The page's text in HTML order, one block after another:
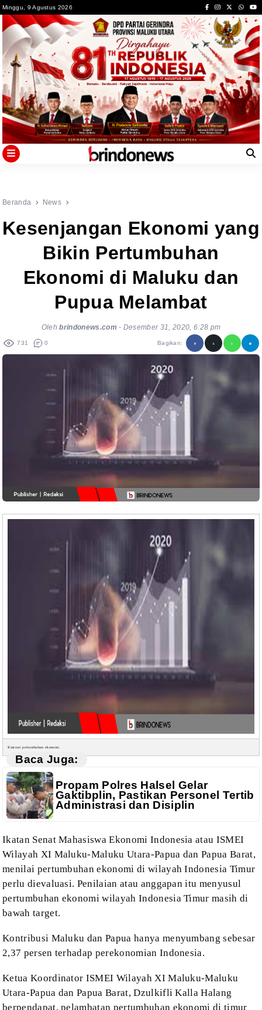
to
content
Minggu, 9 Agustus 2026
Beranda News
Kesenjangan Ekonomi yang
Bikin Pertumbuhan
Ekonomi di Maluku dan
Pupua Melambat
Olehbrindonews.com - Desember 31, 2020, 6:28 pm
731 0 Bagikan:
Ilustrasi pertumbuhan ekonomi.
Baca Juga:
Propam Polres Halsel Gelar
Gaktibplin, Pastikan Personel Tertib
Administrasi dan Disiplin
Ikatan Senat Mahasiswa Ekonomi Indonesia atau ISMEI
Wilayah XI Maluku-Maluku Utara-Papua dan Papua Barat,
menilai pertumbuhan ekonomi di wilayah Indonesia Timur
perlu dievaluasi. Penilaian atau anggapan itu menyusul
pertumbuhan ekonomi wilayah IndonesiaTimur masih di
bawah target.
Kontribusi Maluku dan Papua hanya menyumbang sebesar
2,37 persen terhadap perekonomian Indonesia.
Ketua Koordinator ISMEI Wilayah XI Maluku-Maluku
Utara-Papua dan Papua Barat, Dzulkifli Kalla Halang
berpendapat, pelambatan pertumbuhan ekonomi di timur